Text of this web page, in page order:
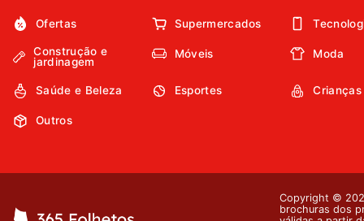
Ofertas Supermercados
Construção e
jardinagem
Móveis Moda
Saúde e Beleza Esportes Crianças
Outros
Copyright ©
brochuras dos